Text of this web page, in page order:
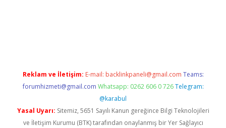
Reklam ve İletişim: E-mail: backlinkpaneli@gmail.com Teams:
forumhizmeti@gmail.com Whatsapp: 0262 606 0 726 Telegram:
@karabul
Yasal Uyarı: Sitemiz, 5651 Sayılı Kanun gereğince Bilgi Teknolojileri
ve İletişim Kurumu (BTK) tarafından onaylanmış bir Yer Sağlayıcı